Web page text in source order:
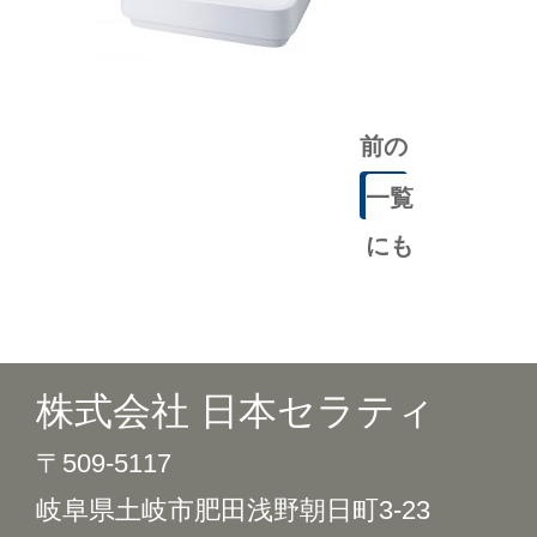
前の
記事
一覧
にも
株式会社 日本セラティ
〒509-5117
岐阜県土岐市肥田浅野朝日町3-23